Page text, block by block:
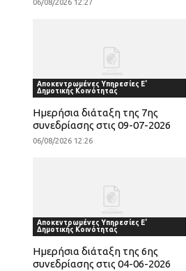
06/08/2026 12:27
Αποκεντρωμένες Υπηρεσίες Ε'
Δημοτικής Κοινότητας
Ημερήσια διάταξη της 7ης
συνεδρίασης στις 09-07-2026
06/08/2026 12:26
Αποκεντρωμένες Υπηρεσίες Ε'
Δημοτικής Κοινότητας
Ημερήσια διάταξη της 6ης
συνεδρίασης στις 04-06-2026